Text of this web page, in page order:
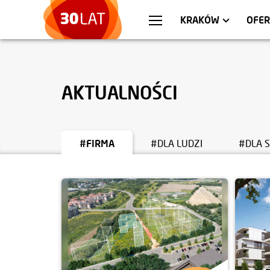
KRAKÓW
WARSZAWA
MIESZKANIA
AKTUALNOŚCI
#FIRMA #DLA LUDZI #DLA